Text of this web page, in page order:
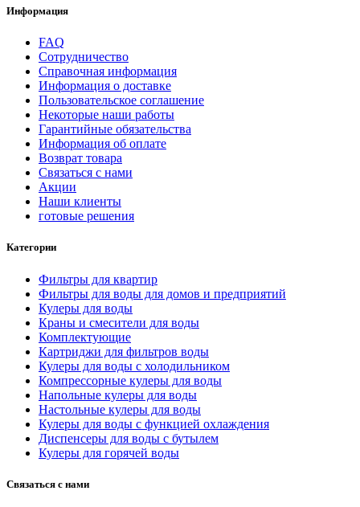
Информация
FAQ
Сотрудничество
Справочная информация
Информация о доставке
Пользовательское соглашение
Некоторые наши работы
Гарантийные обязательства
Информация об оплате
Возврат товара
Связаться с нами
Акции
Наши клиенты
готовые решения
Категории
Фильтры для квартир
Фильтры для воды для домов и предприятий
Кулеры для воды
Краны и смесители для воды
Комплектующие
Картриджи для фильтров воды
Кулеры для воды с холодильником
Компрессорные кулеры для воды
Напольные кулеры для воды
Настольные кулеры для воды
Кулеры для воды с функцией охлаждения
Диспенсеры для воды с бутылем
Кулеры для горячей воды
Связаться с нами